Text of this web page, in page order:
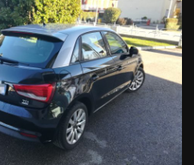
DEI DATI INSERITI NEGLI